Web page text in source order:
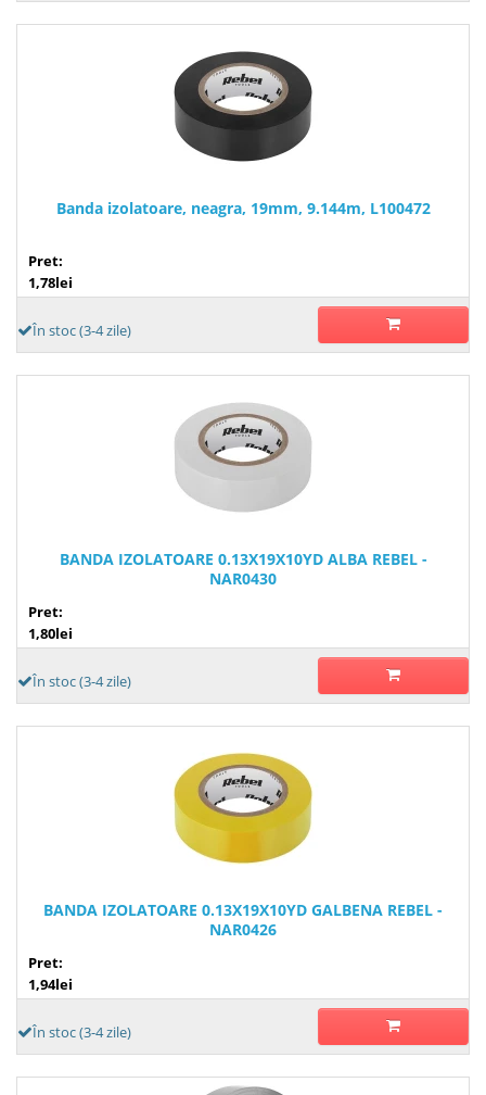
Banda izolatoare, neagra, 19mm, 9.144m, L100472
Pret:
1,78lei
În stoc (3-4 zile)
BANDA IZOLATOARE 0.13X19X10YD ALBA REBEL -
NAR0430
Pret:
1,80lei
În stoc (3-4 zile)
BANDA IZOLATOARE 0.13X19X10YD GALBENA REBEL -
NAR0426
Pret:
1,94lei
În stoc (3-4 zile)